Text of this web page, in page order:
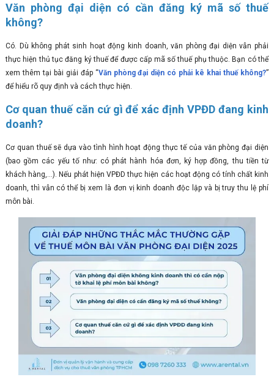
Văn phòng đại diện có cần đăng ký mã số thuế
không?
Có. Dù không phát sinh hoạt động kinh doanh, văn phòng đại diện vẫn phải
thực hiện thủ tục đăng ký thuế để được cấp mã số thuế phụ thuộc. Bạn có thể
xem thêm tại bài giải đáp “Văn phòng đại diện có phải kê khai thuế không?”
để hiểu rõ quy định và cách thực hiện.
Cơ quan thuế căn cứ gì để xác định VPĐD đang kinh
doanh?
Cơ quan thuế sẽ dựa vào tình hình hoạt động thực tế của văn phòng đại diện
(bao gồm các yếu tố như: có phát hành hóa đơn, ký hợp đồng, thu tiền từ
khách hàng,...). Nếu phát hiện VPĐD thực hiện các hoạt động có tính chất kinh
doanh, thì vẫn có thể bị xem là đơn vị kinh doanh độc lập và bị truy thu lệ phí
môn bài.